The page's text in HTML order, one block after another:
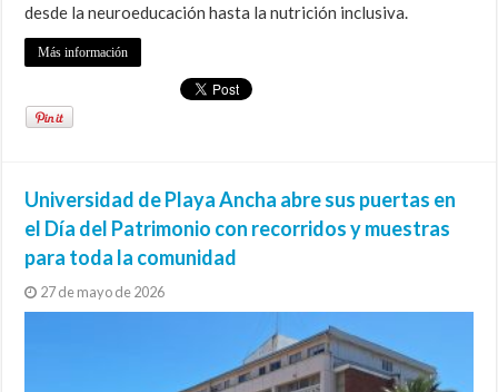
desde la neuroeducación hasta la nutrición inclusiva.
Más información
Universidad de Playa Ancha abre sus puertas en
el Día del Patrimonio con recorridos y muestras
para toda la comunidad
27 de mayo de 2026